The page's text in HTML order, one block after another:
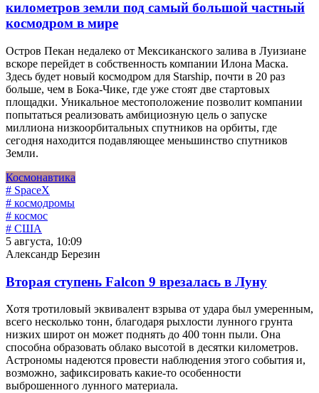
километров земли под самый большой частный
космодром в мире
Остров Пекан недалеко от Мексиканского залива в Луизиане
вскоре перейдет в собственность компании Илона Маска.
Здесь будет новый космодром для Starship, почти в 20 раз
больше, чем в Бока-Чике, где уже стоят две стартовых
площадки. Уникальное местоположение позволит компании
попытаться реализовать амбициозную цель о запуске
миллиона низкоорбитальных спутников на орбиты, где
сегодня находится подавляющее меньшинство спутников
Земли.
Космонавтика
# SpaceX
# космодромы
# космос
# США
5 августа, 10:09
Александр Березин
Вторая ступень Falcon 9 врезалась в Луну
Хотя тротиловый эквивалент взрыва от удара был умеренным,
всего несколько тонн, благодаря рыхлости лунного грунта
низких широт он может поднять до 400 тонн пыли. Она
способна образовать облако высотой в десятки километров.
Астрономы надеются провести наблюдения этого события и,
возможно, зафиксировать какие-то особенности
выброшенного лунного материала.